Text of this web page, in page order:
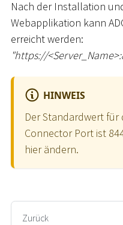
Nach der Installation
Webapplikation kann
erreicht werden:
"https://<Server_Name>
HINWEIS
Der Standardwert für
Connector Port ist
hier ändern.
Zurück